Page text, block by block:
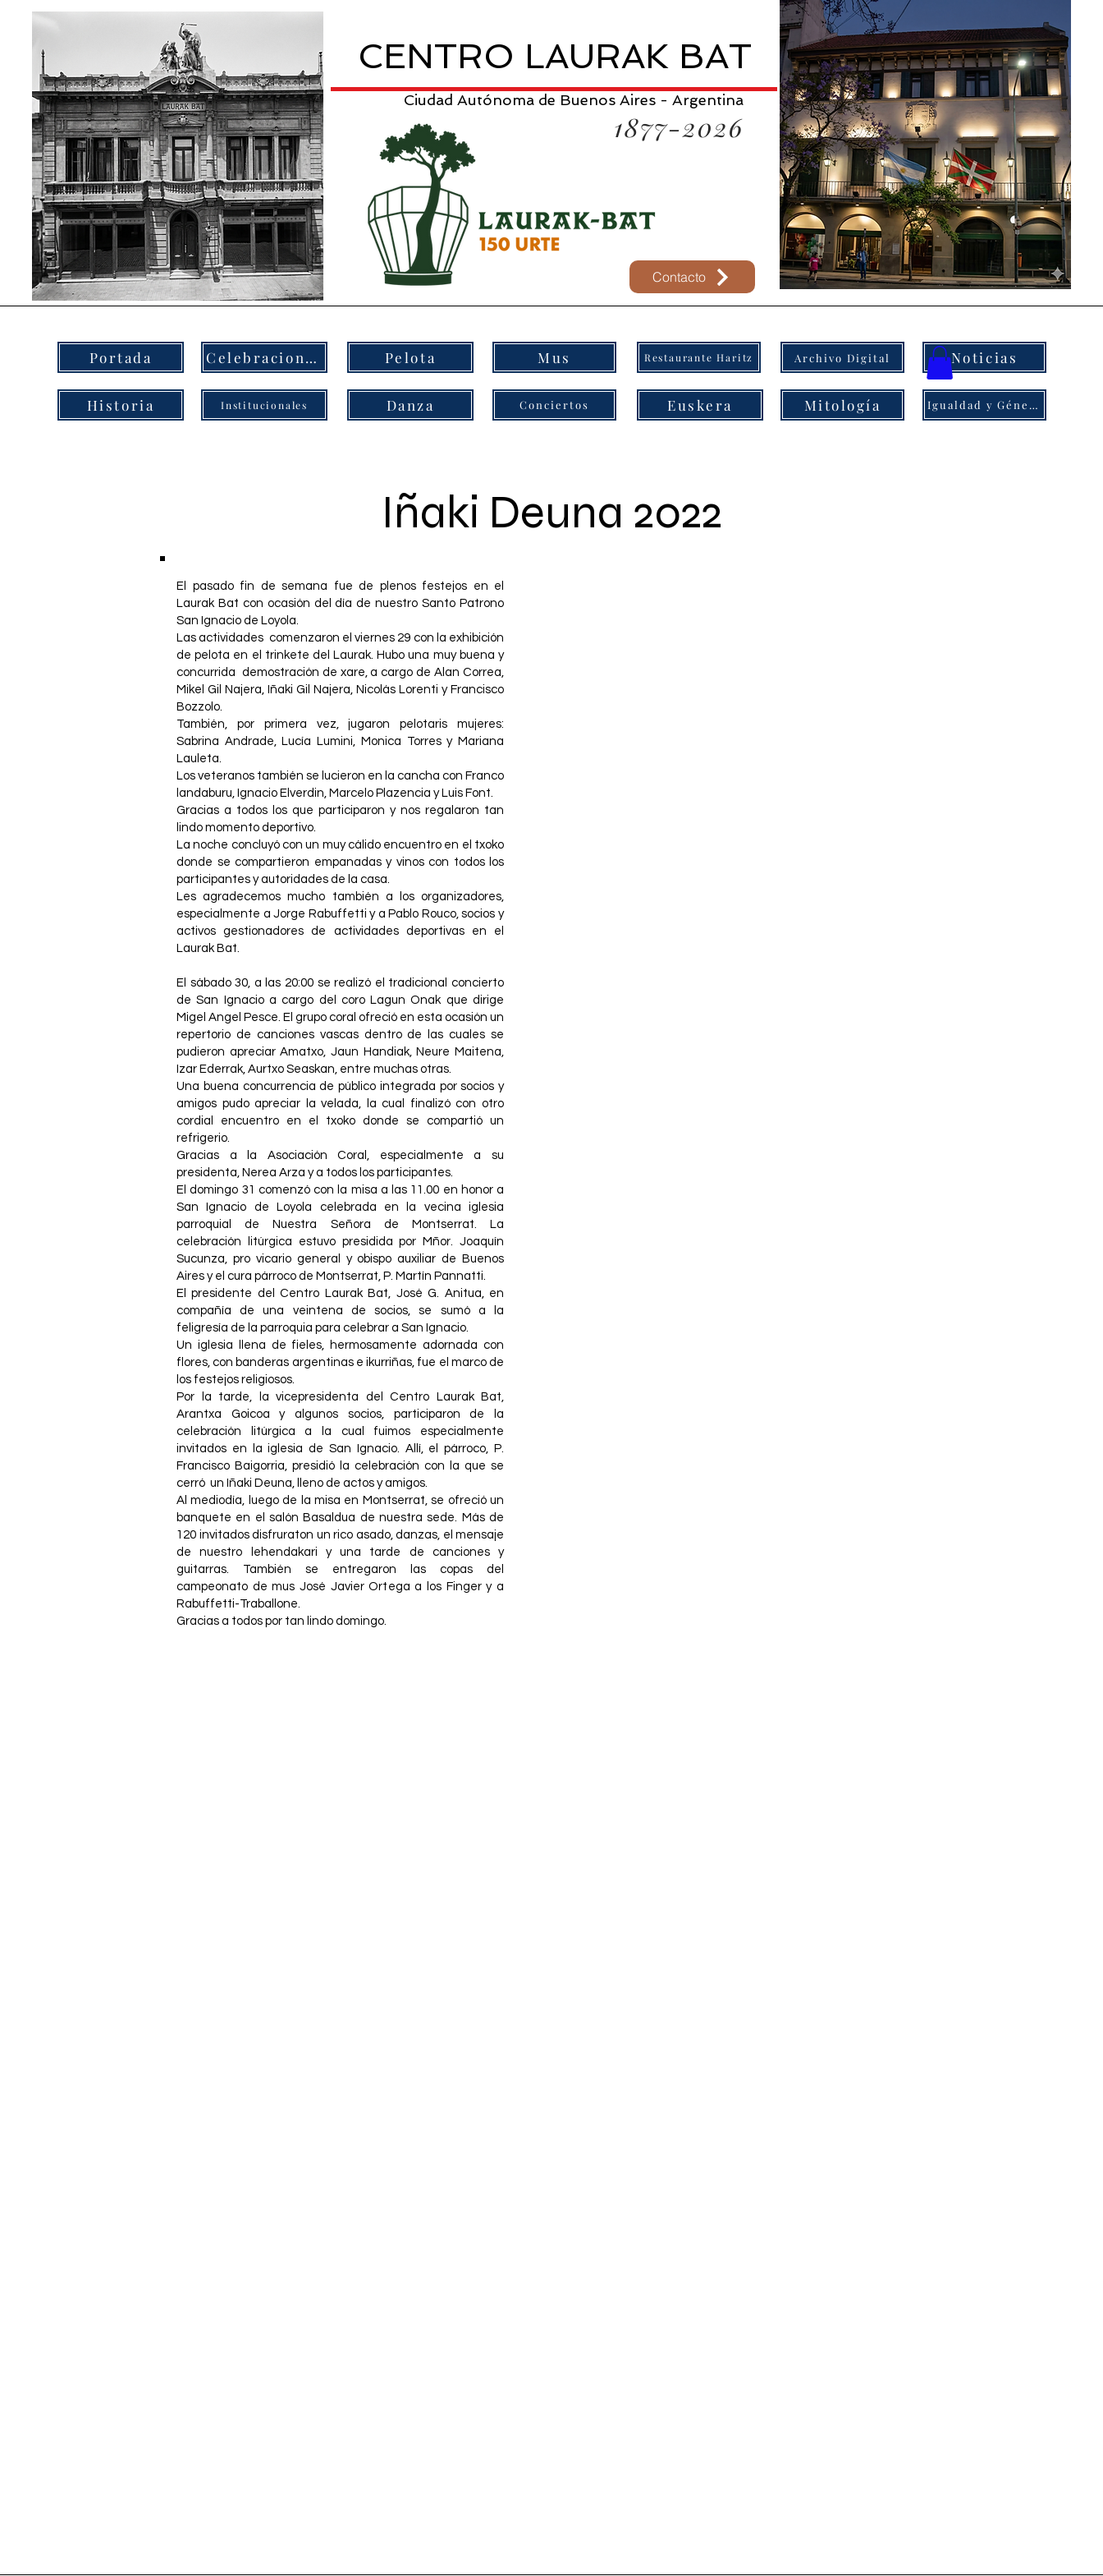
CENTRO LAURAK BAT
Ciudad Autónoma de Buenos Aires - Argentina
1877-2026
Contacto
Portada Celebraciones
Historia Institucionales
Pelota Mus
Danza Conciertos
Restaurante Haritz Archivo Digital Noticias
Euskera Mitología Igualdad y Género
Iñaki Deuna 2022
El pasado fin de semana fue de plenos festejos en el
Laurak Bat con ocasión del día de nuestro Santo Patrono
San Ignacio de Loyola.
Las actividades comenzaron el viernes 29 con la exhibición
de pelota en el trinkete del Laurak. Hubo una muy buena y
concurrida demostración de xare, a cargo de Alan Correa,
Mikel Gil Najera, Iñaki Gil Najera, Nicolás Lorenti y Francisco
Bozzolo.
También, por primera vez, jugaron pelotaris mujeres:
Sabrina Andrade, Lucía Lumini, Monica Torres y Mariana
Lauleta.
Los veteranos también se lucieron en la cancha con Franco
landaburu, Ignacio Elverdin, Marcelo Plazencia y Luis Font.
Gracias a todos los que participaron y nos regalaron tan
lindo momento deportivo.
La noche concluyó con un muy cálido encuentro en el txoko
donde se compartieron empanadas y vinos con todos los
participantes y autoridades de la casa.
Les agradecemos mucho también a los organizadores,
especialmente a Jorge Rabuffetti y a Pablo Rouco, socios y
activos gestionadores de actividades deportivas en el
Laurak Bat.
El sábado 30, a las 20:00 se realizó el tradicional concierto
de San Ignacio a cargo del coro Lagun Onak que dirige
Migel Angel Pesce. El grupo coral ofreció en esta ocasión un
repertorio de canciones vascas dentro de las cuales se
pudieron apreciar Amatxo, Jaun Handiak, Neure Maitena,
Izar Ederrak, Aurtxo Seaskan, entre muchas otras.
Una buena concurrencia de público integrada por socios y
amigos pudo apreciar la velada, la cual finalizó con otro
cordial encuentro en el txoko donde se compartió un
refrigerio.
Gracias a la Asociación Coral, especialmente a su
presidenta, Nerea Arza y a todos los participantes.
El domingo 31 comenzó con la misa a las 11.00 en honor a
San Ignacio de Loyola celebrada en la vecina iglesia
parroquial de Nuestra Señora de Montserrat. La
celebración litúrgica estuvo presidida por Mñor. Joaquín
Sucunza, pro vicario general y obispo auxiliar de Buenos
Aires y el cura párroco de Montserrat, P. Martín Pannatti.
El presidente del Centro Laurak Bat, José G. Anitua, en
compañía de una veintena de socios, se sumó a la
feligresía de la parroquia para celebrar a San Ignacio.
Un iglesia llena de fieles, hermosamente adornada con
flores, con banderas argentinas e ikurriñas, fue el marco de
los festejos religiosos.
Por la tarde, la vicepresidenta del Centro Laurak Bat,
Arantxa Goicoa y algunos socios, participaron de la
celebración litúrgica a la cual fuimos especialmente
invitados en la iglesia de San Ignacio. Allí, el párroco, P.
Francisco Baigorria, presidió la celebración con la que se
cerró un Iñaki Deuna, lleno de actos y amigos.
Al mediodía, luego de la misa en Montserrat, se ofreció un
banquete en el salón Basaldua de nuestra sede. Más de
120 invitados disfruraton un rico asado, danzas, el mensaje
de nuestro lehendakari y una tarde de canciones y
guitarras. También se entregaron las copas del
campeonato de mus José Javier Ortega a los Finger y a
Rabuffetti-Traballone.
Gracias a todos por tan lindo domingo.